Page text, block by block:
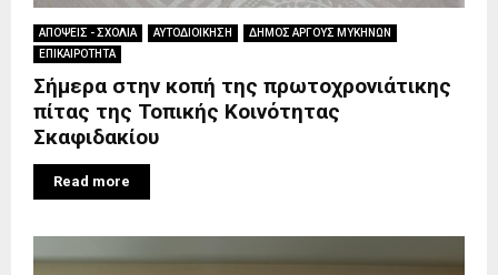
ΑΠΟΨΕΙΣ - ΣΧΟΛΙΑ ΑΥΤΟΔΙΟΙΚΗΣΗ
ΔΗΜΟΣ ΑΡΓΟΥΣ ΜΥΚΗΝΩΝ
ΕΠΙΚΑΙΡΟΤΗΤΑ
Σήμερα στην κοπή της πρωτοχρονιάτικης
πίτας της Τοπικής Κοινότητας
Σκαφιδακίου
Read more